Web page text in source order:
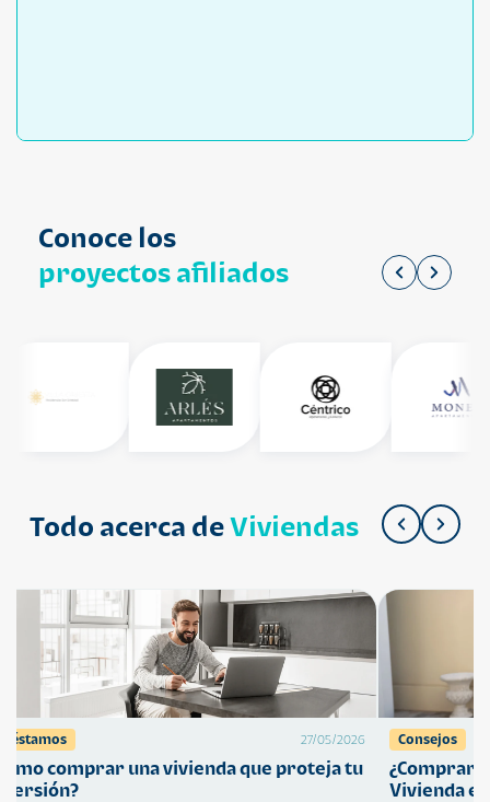
Conoce los
proyectos afiliados
Todo acerca deViviendas
27/05/2026
comprar una vivienda que proteja tu
Consejos
¿Comprar
Vivienda